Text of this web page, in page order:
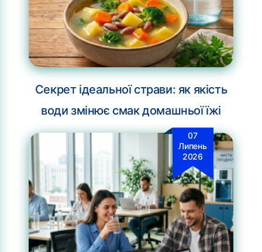
Секрет ідеальної страви: як якість
води змінює смак домашньої їжі
07
Липень
2026